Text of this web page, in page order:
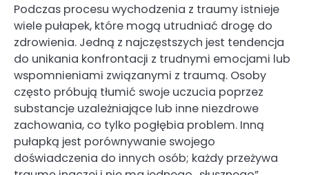
Podczas procesu wychodzenia z traumy istnieje
wiele pułapek, które mogą utrudniać drogę do
zdrowienia. Jedną z najczęstszych jest tendencja
do unikania konfrontacji z trudnymi emocjami lub
wspomnieniami związanymi z traumą. Osoby
często próbują tłumić swoje uczucia poprzez
substancje uzależniające lub inne niezdrowe
zachowania, co tylko pogłębia problem. Inną
pułapką jest porównywanie swojego
doświadczenia do innych osób; każdy przeżywa